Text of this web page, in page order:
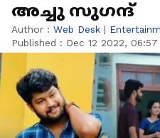
അച്ചു സുഗന്ദ്
Author : Web Desk |
Published : Dec 12 2022, 06:57